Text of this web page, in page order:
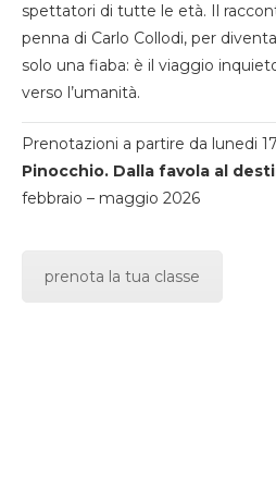
spettatori di tutte le età. Il
penna di Carlo Collodi, per
solo una fiaba: è il viaggio
verso l’umanità.
Prenotazioni a partire da lunedi
Pinocchio. Dalla favola al
febbraio – maggio 2026
prenota la tua classe